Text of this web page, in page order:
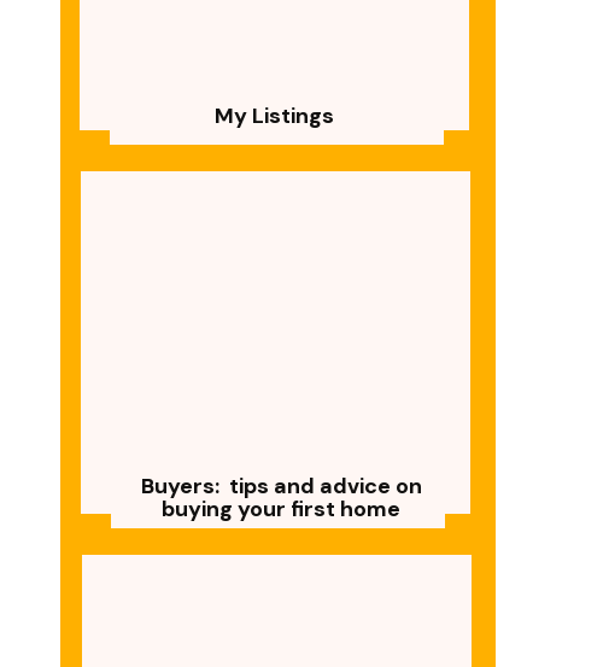
Buyers: tips and advice on
buying your first home
My Listings